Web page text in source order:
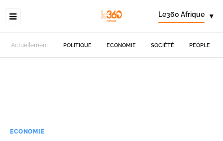
Le360 Afrique ▾
Actuellement POLITIQUE ECONOMIE SOCIÉTÉ PEOPLE
ECONOMIE